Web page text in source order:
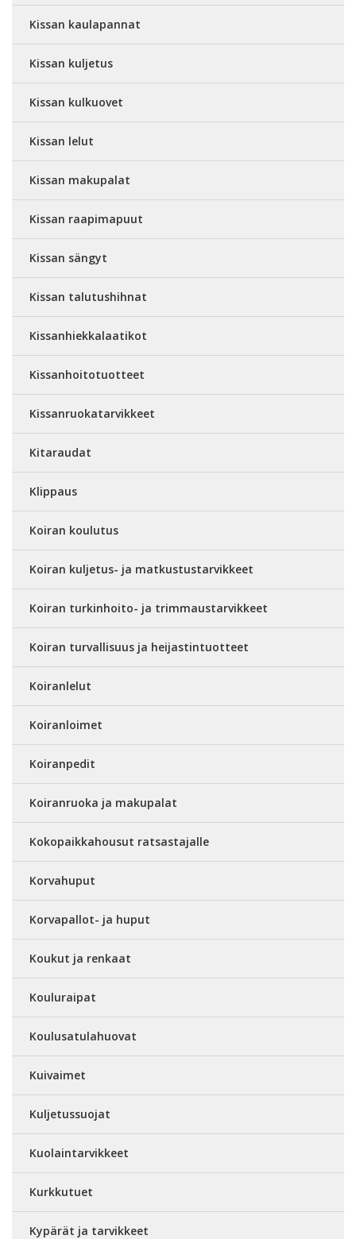
Kissan kaulapannat
Kissan kuljetus
Kissan kulkuovet
Kissan lelut
Kissan makupalat
Kissan raapimapuut
Kissan sängyt
Kissan talutushihnat
Kissanhiekkalaatikot
Kissanhoitotuotteet
Kissanruokatarvikkeet
Kitaraudat
Klippaus
Koiran koulutus
Koiran kuljetus- ja matkustustarvikkeet
Koiran turkinhoito- ja trimmaustarvikkeet
Koiran turvallisuus ja heijastintuotteet
Koiranlelut
Koiranloimet
Koiranpedit
Koiranruoka ja makupalat
Kokopaikkahousut ratsastajalle
Korvahuput
Korvapallot- ja huput
Koukut ja renkaat
Kouluraipat
Koulusatulahuovat
Kuivaimet
Kuljetussuojat
Kuolaintarvikkeet
Kurkkutuet
Kypärät ja tarvikkeet